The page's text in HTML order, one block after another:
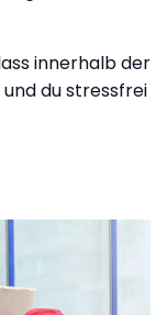
innerhalb der
du stressfrei